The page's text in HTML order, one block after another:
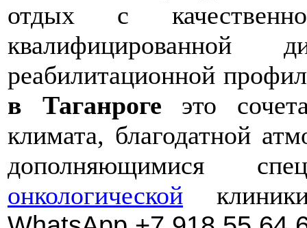
отдых с
квалифицированной
реабилитационной
в Таганроге это
климата, благодатной
дополняющимися
онкологической